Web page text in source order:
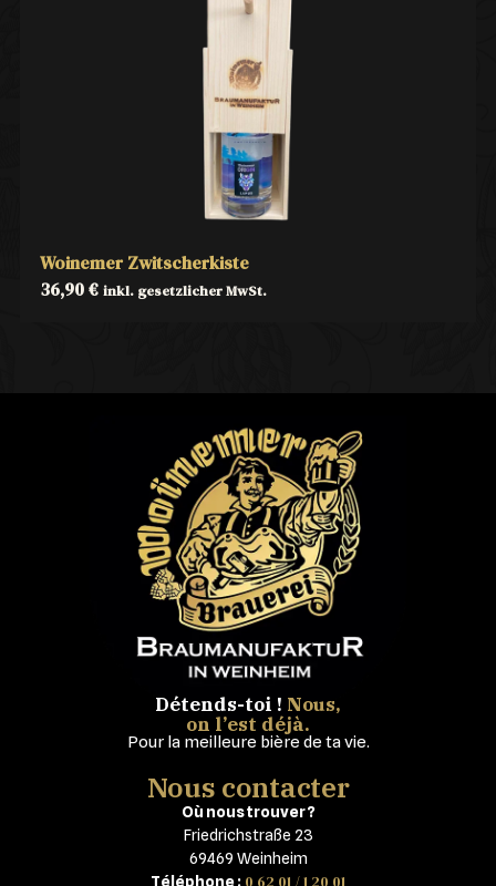
Woinemer Zwitscherkiste
36,90€ inkl. gesetzlicher MwSt.
Détends-toi ! Nous,
on l’est déjà.
Pour la meilleure bière de ta vie.
Nous contacter
Où nous trouver ?
Friedrichstraße 23
69469 Weinheim
Téléphone :